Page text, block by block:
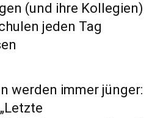
(und ihre Kollegien)
jeden Tag
werden immer jünger: